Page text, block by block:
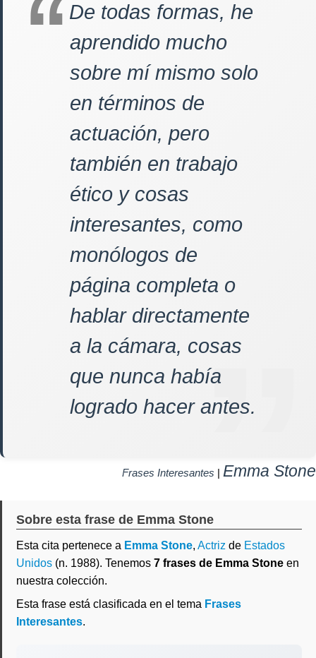
De todas formas, he
aprendido mucho
sobre mí mismo solo
en términos de
actuación, pero
también en trabajo
ético y cosas
interesantes, como
monólogos de
página completa o
hablar directamente
a la cámara, cosas
que nunca había
logrado hacer antes.
Frases Interesantes | Emma Stone
Sobre esta frase de Emma Stone
Esta cita pertenece a Emma Stone, Actriz de Estados
Unidos (n. 1988). Tenemos 7 frases de Emma Stone en
nuestra colección.
Esta frase está clasificada en el tema Frases
Interesantes.